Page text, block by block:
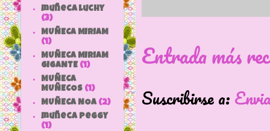
Entrada más
Suscribirse a:
muñeca luchy
(3)
MUÑECA MIRIAM
(1)
MUÑECA MIRIAM
GIGANTE (1)
MUÑECA
MUÑECOS (1)
MUÑECA NOA (2)
muñeca peggy
(1)